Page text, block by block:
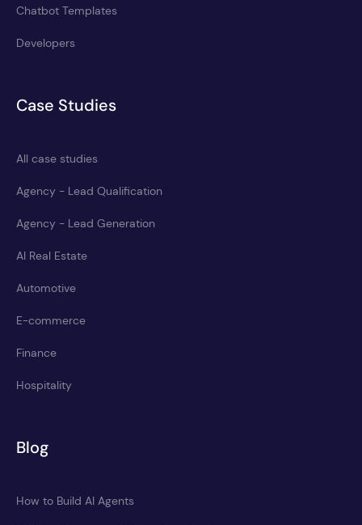
Chatbot Templates
Developers
Case Studies
All case studies
Agency - Lead Qualification
Agency - Lead Generation
AI Real Estate
Automotive
E-commerce
Finance
Hospitality
Blog
How to Build AI Agents